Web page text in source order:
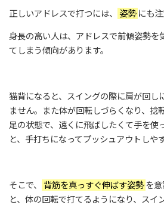
正しいアドレスで打つには、 姿勢 にも注
身長の高い人は、アドレスで前傾姿勢を
てしまう傾向があります。
猫背になると、スイングの際に肩が回し
ません。また体が回転しづらくなり、捻
足の状態で、遠くに飛ばしたくて手を使
と、手打ちになってプッシュアウトしや
そこで、 背筋を真っすぐ伸ばす姿勢 を
と、体の回転で打てるようになり、スイ